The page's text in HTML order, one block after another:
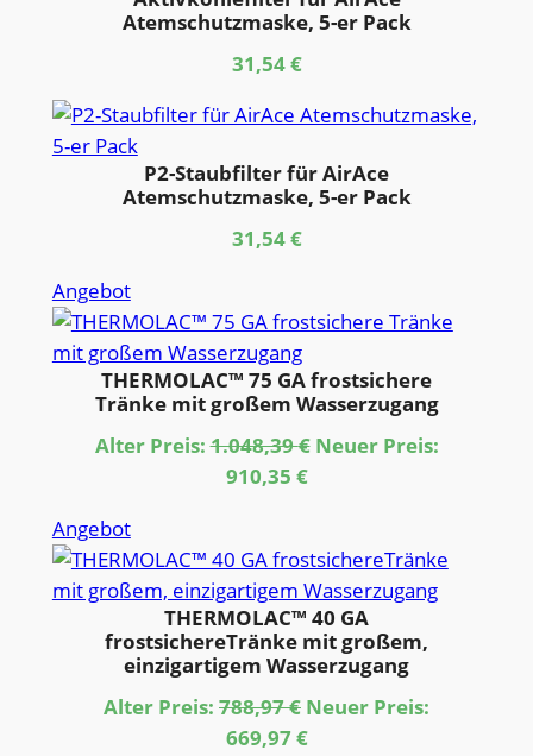
Atemschutzmaske, 5-er Pack
31,54€
P2-Staubfilter für AirAce
Atemschutzmaske, 5-er Pack
31,54€
AngebotProdukt
im
Angebot
THERMOLAC™ 75 GA frostsichere
Tränke mit großem Wasserzugang
Alter Preis:1.048,39€ Ursprünglicher
Neuer Preis:
910,35 €Aktueller
910,35 €.
AngebotProdukt
im
Angebot
THERMOLAC™ 40 GA
frostsichereTränke mit großem,
einzigartigem Wasserzugang
Alter Preis: 788,97€ Ursprünglicher
Preis
Neuer Preis:
669,97€Aktueller